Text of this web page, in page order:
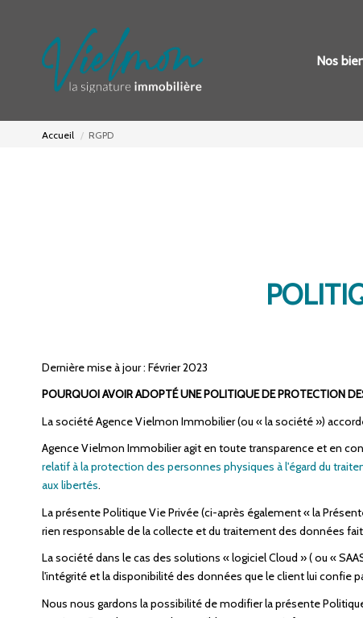
Nos
Accueil RGPD
Dernière mise à jour : Février 2023
POURQUOI AVOIR ADOPTÉ UNE POLITIQUE DE PROTECTION
La société Agence Vielmon Immobilier (ou « la société »)
Agence Vielmon Immobilier agit en toute transparence et en
relatif à la protection des personnes physiques à l'égard du
aux libertés.
La présente Politique Vie Privée (ci-après également « la
rien responsable de la collecte et du traitement des données
La société dans le cas des solutions « logiciel Cloud » ( ou «
l'intégrité et la disponibilité des données que le client lui confie
Nous nous gardons la possibilité de modifier la présente